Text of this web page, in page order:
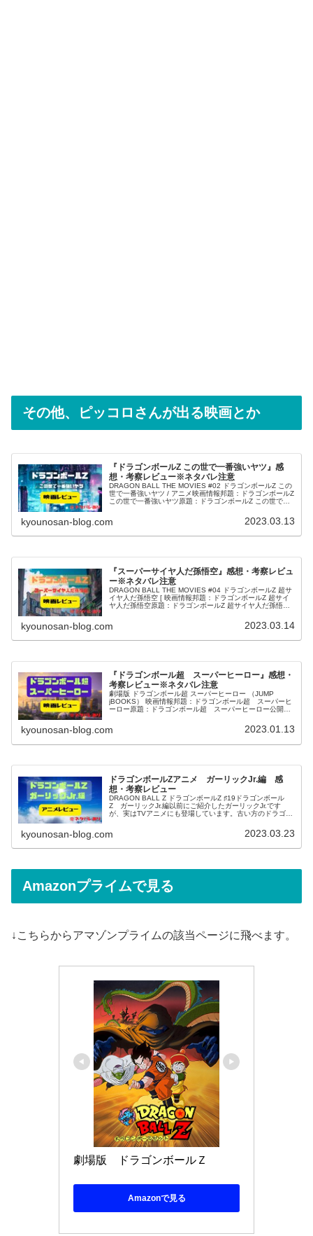
その他、ピッコロさんが出る映画とか
『ドラゴンボールZ この世で一番強いヤツ』感
想・考察レビュー※ネタバレ注意
DRAGON BALL THE MOVIES #02 ドラゴンボールZ この
世で一番強いヤツ / アニメ映画情報邦題：ドラゴンボールZ
この世で一番強いヤツ原題：ドラゴンボールZ この世で一
kyounosan-blog.com 2023.03.13
『スーパーサイヤ人だ孫悟空』感想・考察レビュ
ー※ネタバレ注意
DRAGON BALL THE MOVIES #04 ドラゴンボールZ 超サ
イヤ人だ孫悟空 [ 映画情報邦題：ドラゴンボールZ 超サイ
ヤ人だ孫悟空原題：ドラゴンボールZ 超サイヤ人だ孫悟空
kyounosan-blog.com 2023.03.14
『ドラゴンボール超 スーパーヒーロー』感想・
考察レビュー※ネタバレ注意
劇場版 ドラゴンボール超 スーパーヒーロー （JUMP
jBOOKS） 映画情報邦題：ドラゴンボール超 スーパーヒ
ーロー原題：ドラゴンボール超 スーパーヒーロー公開年
kyounosan-blog.com 2023.01.13
ドラゴンボールZアニメ ガーリックJr.編 感
想・考察レビュー
DRAGON BALL Z ドラゴンボールZ ♯19ドラゴンボール
Z ガーリックJr.編以前にご紹介したガーリックJr.です
が、実はTVアニメにも登場しています。古い方のドラゴン
kyounosan-blog.com 2023.03.23
Amazonプライムで見る
↓こちらからアマゾンプライムの該当ページに飛べます。
劇場版　ドラゴンボールＺ
Amazonで見る